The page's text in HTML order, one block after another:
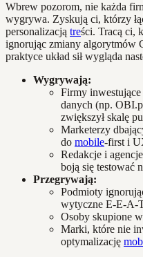
Wbrew pozorom, nie każda
wygrywa. Zyskują ci, którzy
personalizacją treści. Tracą ci,
ignorując zmiany algorytmów
praktyce układ sił wygląda
Wygrywają:
Firmy
danych (np.
zwiększył skalę
Marketerzy
do mobile-first i
Redakcje i
boją się testować
Przegrywają:
Podmioty
wytyczne E-E-A-
Osoby skupione
Marki, które nie
optymalizację